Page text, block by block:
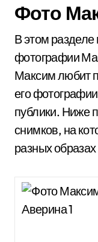
Фото
В этом
фотографии
Максим любит
его
публики. Ниже
снимков, на
разных